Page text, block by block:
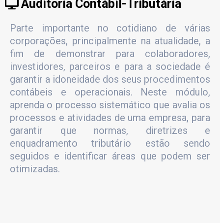
Auditoria Contábil-Tributária
Parte importante no cotidiano de várias
corporações, principalmente na atualidade, a
fim de demonstrar para colaboradores,
investidores, parceiros e para a sociedade é
garantir a idoneidade dos seus procedimentos
contábeis e operacionais. Neste módulo,
aprenda o processo sistemático que avalia os
processos e atividades de uma empresa, para
garantir que normas, diretrizes e
enquadramento tributário estão sendo
seguidos e identificar áreas que podem ser
otimizadas.